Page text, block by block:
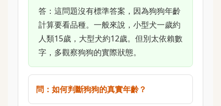
答：這問題沒有標準答案，因為狗狗年齡
計算要看品種。一般來說，小型犬一歲約
人類15歲，大型犬約12歲。但別太依賴數
字，多觀察狗狗的實際狀態。
問：如何判斷狗狗的真實年齡？